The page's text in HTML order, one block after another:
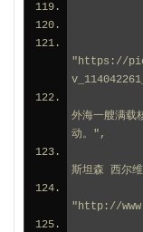
"https://
外海一艘满载
动。",
斯坦森 西尔
"http://